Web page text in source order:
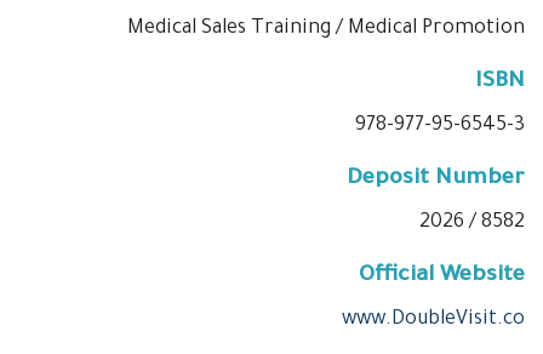
Medical Sales Training / Medical Promotion
ISBN
978-977-95-6545-3
Deposit Number
8582 / 2026
Official Website
www.DoubleVisit.co